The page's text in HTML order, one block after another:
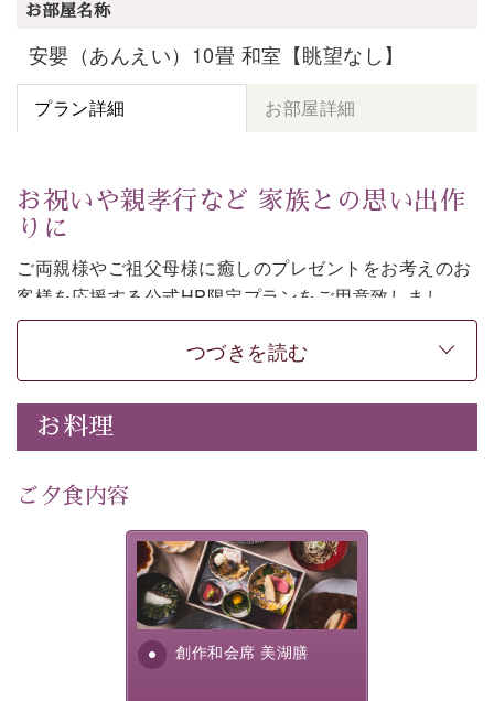
お部屋名称
安嬰（あんえい）10畳 和室【眺望なし】
プラン詳細 お部屋詳細
お祝いや親孝行など 家族との思い出作
りに
ご両親様やご祖父母様に癒しのプレゼントをお考えのお
客様を応援する公式HP限定プランをご用意致しまし
た。
日頃なかなか言えない感謝の気持ちを
お伝えし
てみてはいかがでしょうか。
-----------【安心への取り組み】----------
個室料亭、貸切風呂のご利用が可能な上、 安心安全にご
30項目以上からなる独自の衛生・消毒プログラムの基、
---------------------------------------------
・記念写真＆オリジナル【フォトフレームカード】プレ
思い出デザートプレート付き
つづきを読む
お料理
ご夕食内容
創作和会席 美湖膳
美湖膳とは諏訪の地で特別を
提供する為に料理長・神原 裕
明が考え出した創作和会席で
す。美しい諏訪湖の幸...